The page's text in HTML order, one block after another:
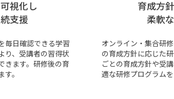
視化し
支援
毎日確認できる学習
り、受講者の習得状
きます。研修後の育
。
育成方
柔軟
オンライン・集合研
の育成方針に応じた
ごとの育成方針や受
適な研修プログラムを